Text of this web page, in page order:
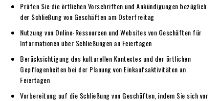
Prüfen Sie die örtlichen Vorschriften und Ankündigungen bezüglich
der Schließung von Geschäften am Osterfreitag
Nutzung von Online-Ressourcen und Websites von Geschäften für
Informationen über Schließungen an Feiertagen
Berücksichtigung des kulturellen Kontextes und der örtlichen
Gepflogenheiten bei der Planung von Einkaufsaktivitäten an
Feiertagen
Vorbereitung auf die Schließung von Geschäften, indem Sie sich vor